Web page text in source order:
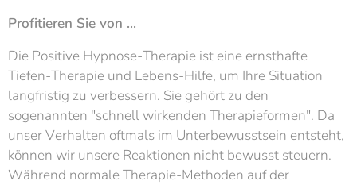
Profitieren Sie von ...
Die Positive Hypnose-Therapie ist eine ernsthafte
Tiefen-Therapie und Lebens-Hilfe, um Ihre Situation
langfristig zu verbessern. Sie gehört zu den
sogenannten "schnell wirkenden Therapieformen". Da
unser Verhalten oftmals im Unterbewusstsein entsteht,
können wir unsere Reaktionen nicht bewusst steuern.
Während normale Therapie-Methoden auf der